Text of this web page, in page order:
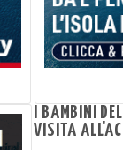
I BAMBINI
VISITA